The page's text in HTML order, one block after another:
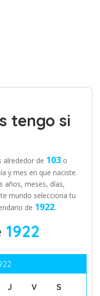
tengo si
alrededor de 103 o
y mes en que naciste.
años, meses, días,
mundo selecciona tu
de 1922.
1922
J V
S